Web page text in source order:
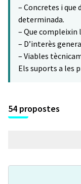
– Concretes i
determinada.
– Que
– D’interès
– Viables
Els suports a les
54 propostes